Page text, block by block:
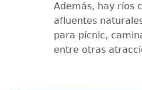
Además, hay ríos
afluentes
para pícnic,
entre otras